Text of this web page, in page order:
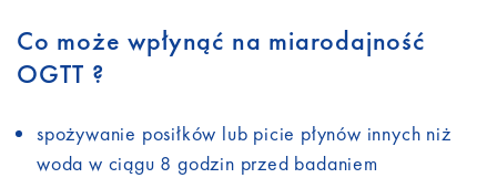
Co może wpłynąć na miarodajność
OGTT ?
spożywanie posiłków lub picie płynów innych niż
woda w ciągu 8 godzin przed badaniem